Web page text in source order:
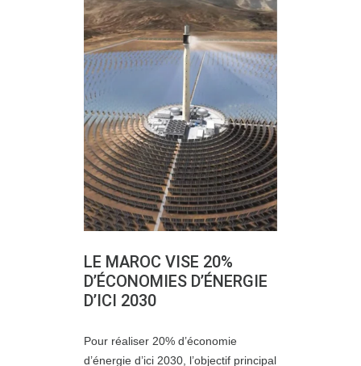
LE MAROC VISE 20%
D’ÉCONOMIES D’ÉNERGIE
D’ICI 2030
Pour réaliser 20% d’économie
d’énergie d’ici 2030, l’objectif principal